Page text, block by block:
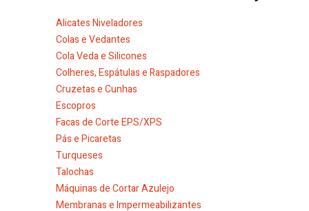
Alicates Niveladores
Colas e Vedantes
Cola Veda e Silicones
Colheres, Espátulas e Raspadores
Cruzetas e Cunhas
Escopros
Facas de Corte EPS/XPS
Pás e Picaretas
Turqueses
Talochas
Máquinas de Cortar Azulejo
Membranas e Impermeabilizantes